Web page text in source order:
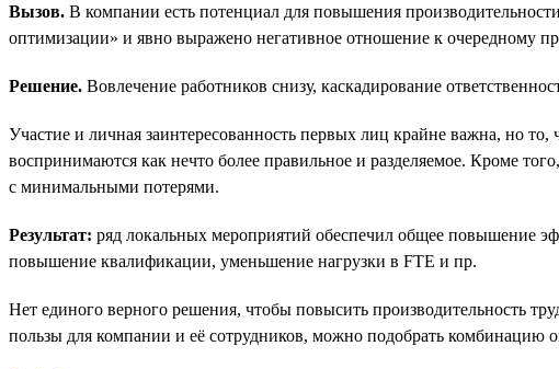
Вызов. В компании есть потенциал для повышения
оптимизации» и явно выражено негативное отношение к очередному
Решение. Вовлечение работников снизу, каскадирование
Участие и личная заинтересованность первых лиц крайне важна, но
воспринимаются как нечто более правильное и разделяемое. Кроме
с минимальными потерями.
Результат: ряд локальных мероприятий обеспечил общее повышение
повышение квалификации, уменьшение нагрузки в FTE и пр.
Нет единого верного решения, чтобы повысить производительность
пользы для компании и её сотрудников, можно подобрать комбинацию